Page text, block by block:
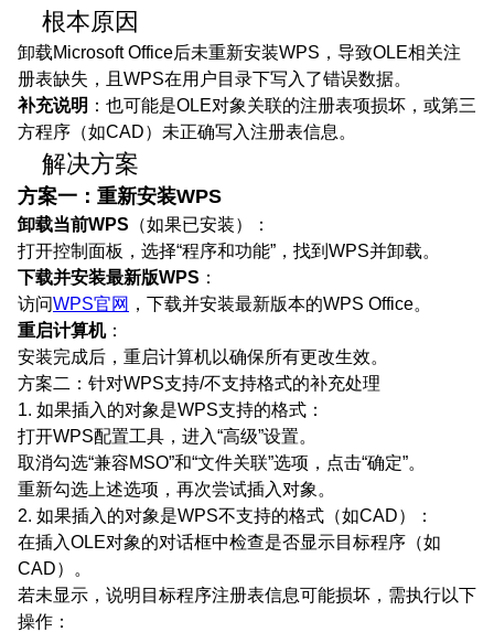
根本原因
卸载Microsoft Office后未重新安装WPS，导致OLE相关注
册表缺失，且WPS在用户目录下写入了错误数据。
补充说明 ：也可能是OLE对象关联的注册表项损坏，或第三
方程序（如CAD）未正确写入注册表信息。
解决方案
方案一：重新安装WPS
卸载当前WPS （如果已安装）：
打开控制面板，选择“程序和功能”，找到WPS并卸载。
下载并安装最新版WPS ：
访问WPS官网 ，下载并安装最新版本的WPS Office。
重启计算机：
安装完成后，重启计算机以确保所有更改生效。
方案二：针对WPS支持/不支持格式的补充处理
1. 如果插入的对象是WPS支持的格式 ：
打开WPS配置工具，进入“高级”设置。
取消勾选“兼容MSO”和“文件关联”选项，点击“确定”。
重新勾选上述选项，再次尝试插入对象。
2. 如果插入的对象是WPS不支持的格式（如CAD）
：
在插入OLE对象的对话框中检查是否显示目标程序（如
CAD）。
若未显示，说明目标程序注册表信息可能损坏，需执行以下
操作：